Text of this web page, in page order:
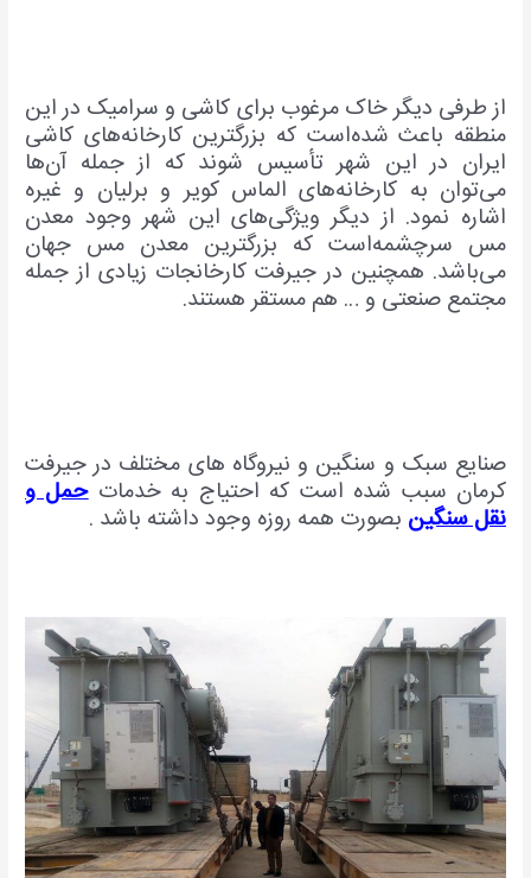
از طرفی دیگر خاک مرغوب برای کاشی و سرامیک در این
منطقه باعث شده‌است که بزرگترین کارخانه‌های کاشی
ایران در این شهر تأسیس شوند که از جمله آن‌ها
می‌توان به کارخانه‌های الماس کویر و برلیان و غیره
اشاره نمود. از دیگر ویژگی‌های این شهر وجود معدن
مس سرچشمه‌است که بزرگترین معدن مس جهان
می‌باشد. همچنین در جیرفت کارخانجات زیادی از جمله
مجتمع صنعتی و … هم مستقر هستند.
صنایع سبک و سنگین و نیروگاه های مختلف در جیرفت
کرمان سبب شده است که احتیاج به خدماتحمل و
نقل سنگین بصورت همه روزه وجود داشته باشد .